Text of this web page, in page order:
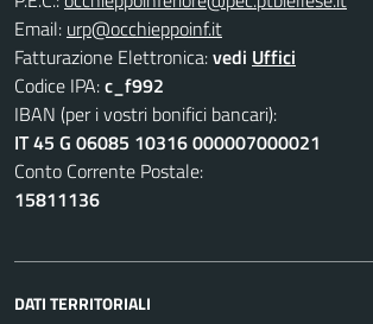
Email: urp@occhieppoinf.it
Fatturazione Elettronica:vedi Uffici
Codice IPA:c_f992
IBAN (per i vostri bonifici bancari):
IT 45 G 06085 10316 000007000021
Conto Corrente Postale:
15811136
DATI TERRITORIALI